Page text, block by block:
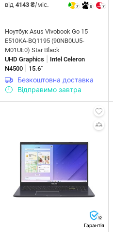
від 4143 ₴/міс. 7 6 7
Ноутбук Asus Vivobook Go 15
E510KA-BQ1195 (90NB0UJ5-
M01UE0) Star Black
UHD Graphics
Intel Celeron
N4500
15.6"
Безкоштовна доставка
Відправимо завтра
12
Гарантія